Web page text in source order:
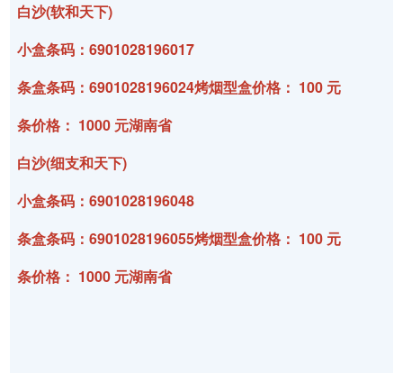
白沙(软和天下)
小盒条码：6901028196017
条盒条码：6901028196024烤烟型盒价格： 100 元
条价格： 1000 元湖南省
白沙(细支和天下)
小盒条码：6901028196048
条盒条码：6901028196055烤烟型盒价格： 100 元
条价格： 1000 元湖南省